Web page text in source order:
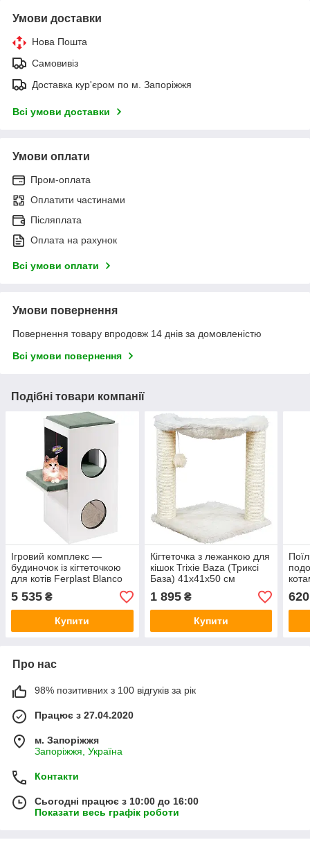
Умови доставки
Нова Пошта
Самовивіз
Доставка кур'єром по м. Запоріжжя
Всі умови доставки
Умови оплати
Пром-оплата
Оплатити частинами
Післяплата
Оплата на рахунок
Всі умови оплати
Умови повернення
Повернення товару впродовж 14 днів за домовленістю
Всі умови повернення
Подібні товари компанії
Ігровий комплекс —
будиночок із кігтеточкою
для котів Ferplast Blanco
(Ферпласт Бланко)
5 535 ₴
Купити
Кігтеточка з лежанкою для
кішок Trixie Baza (Триксі
База) 41х41х50 см
1 895₴
Купити
620
Про нас
98% позитивних з 100 відгуків за рік
Працює з 27.04.2020
м. Запоріжжя
Запоріжжя, Україна
Контакти
Сьогодні працює з 10:00 до 16:00
Показати весь графік роботи